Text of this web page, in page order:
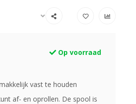
Op voorraad
vast te houden
af- en oprollen. De spool is